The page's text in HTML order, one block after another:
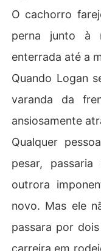
O cachorro
perna junto à
enterrada até a
Quando Logan
varanda da
ansiosamente
Qualquer
pesar,
outrora
novo. Mas ele
passara por
carreira em